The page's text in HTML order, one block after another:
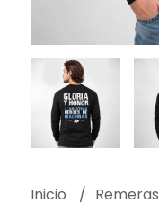
Inicio Remeras